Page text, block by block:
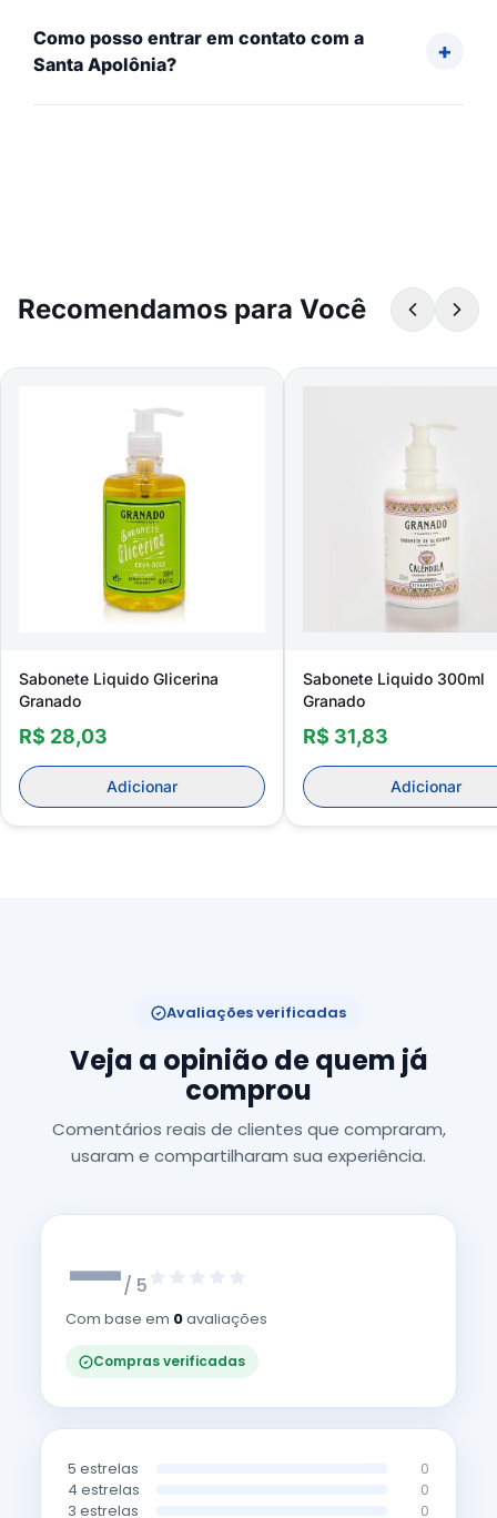
Como posso entrar em contato com a
Santa Apolônia?
Recomendamos para Você
Sabonete Liquido Glicerina
Granado
R$ 28,03
Adicionar
Sabonete Liquido 300ml
Granado
R$ 31,83
Adicionar
Avaliações verificadas
Veja a opinião de quem já
comprou
Comentários reais de clientes que compraram,
usaram e compartilharam sua experiência.
—/ 5
Com base em 0avaliações
Compras verificadas
5 estrelas 0
4 estrelas 0
3 estrelas 0